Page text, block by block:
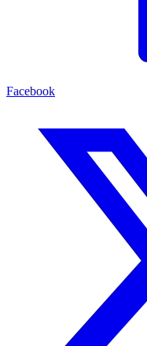
Facebook